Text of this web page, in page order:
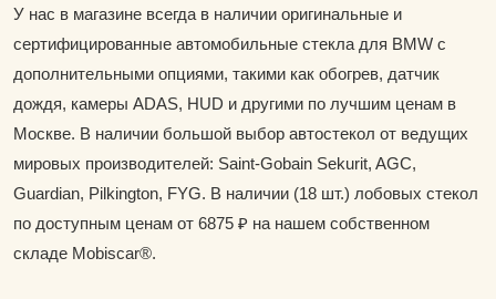
У нас в магазине всегда в наличии оригинальные и
сертифицированные автомобильные стекла для BMW с
дополнительными опциями, такими как обогрев, датчик
дождя, камеры ADAS, HUD и другими по лучшим ценам в
Москве. В наличии большой выбор автостекол от ведущих
мировых производителей: Saint-Gobain Sekurit, AGC,
Guardian, Pilkington, FYG. В наличии (18 шт.) лобовых стекол
по доступным ценам от 6875 ₽ на нашем собственном
складе Mobiscar®.